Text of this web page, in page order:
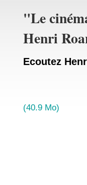
"Le
Henri
Ecoutez
(40.9 Mo)